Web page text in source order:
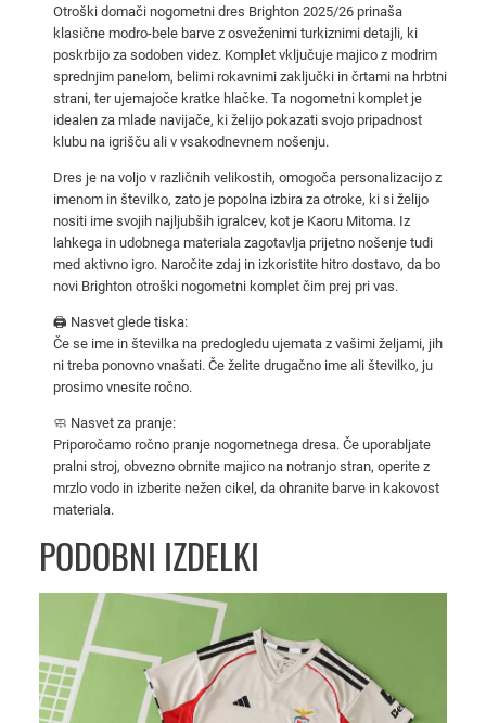
/
2
6
o
m
Otroški domači nogometni dres Brighton 2025/26 prinaša
klasične modro-bele barve z osveženimi turkiznimi detajli, ki
poskrbijo za sodoben videz. Komplet vključuje majico z modrim
sprednjim panelom, belimi rokavnimi zaključki in črtami na hrbtni
strani, ter ujemajoče kratke hlačke. Ta nogometni komplet je
idealen za mlade navijače, ki želijo pokazati svojo pripadnost
klubu na igrišču ali v vsakodnevnem nošenju.
Dres je na voljo v različnih velikostih, omogoča personalizacijo z
imenom in številko, zato je popolna izbira za otroke, ki si želijo
nositi ime svojih najljubših igralcev, kot je Kaoru Mitoma. Iz
lahkega in udobnega materiala zagotavlja prijetno nošenje tudi
med aktivno igro. Naročite zdaj in izkoristite hitro dostavo, da bo
novi Brighton otroški nogometni komplet čim prej pri vas.
🖨️ Nasvet glede tiska:
Če se ime in številka na predogledu ujemata z vašimi željami, jih
ni treba ponovno vnašati. Če želite drugačno ime ali številko, ju
prosimo vnesite ročno.
🧼 Nasvet za pranje:
Priporočamo ročno pranje nogometnega dresa. Če uporabljate
pralni stroj, obvezno obrnite majico na notranjo stran, operite z
mrzlo vodo in izberite nežen cikel, da ohranite barve in kakovost
materiala.
PODOBNI IZDELKI